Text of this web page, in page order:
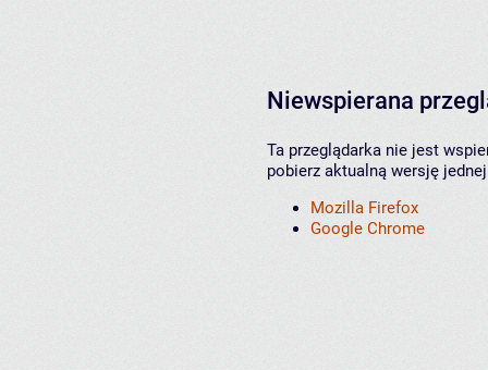
Niewspierana
Ta przeglądarka nie jest
pobierz aktualną wersję
Mozilla Firefox
Google Chrome